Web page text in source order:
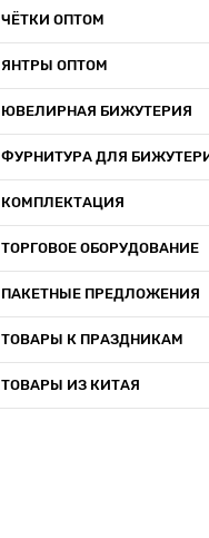
ЧЁТКИ ОПТОМ
ЯНТРЫ ОПТОМ
ЮВЕЛИРНАЯ БИЖУТЕРИЯ
ФУРНИТУРА ДЛЯ
КОМПЛЕКТАЦИЯ
ТОРГОВОЕ ОБОРУДОВАНИЕ
ПАКЕТНЫЕ ПРЕДЛОЖЕНИЯ
ТОВАРЫ К ПРАЗДНИКАМ
ТОВАРЫ ИЗ КИТАЯ